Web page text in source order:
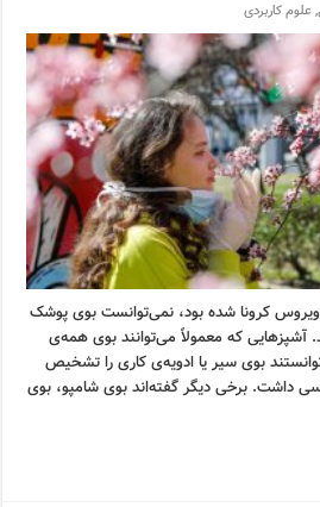
,علوم کاربردی
کرونا شده بود، نمی‌توانست بوی پوشک
آشپزهایی که معمولاً می‌توانند بوی همه‌ی
بوی سیر یا ادویه‌ی کاری را تشخیص
داشت. برخی دیگر گفته‌اند بوی شامپو، بوی